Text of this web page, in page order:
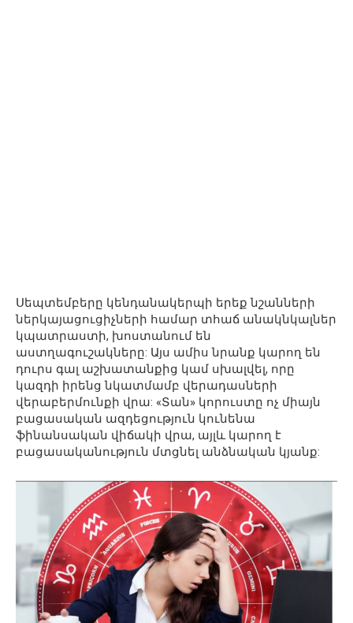
Սեպտեմբերը կենդանակերպի երեք նշանների
ներկայացուցիչների համար տհաճ անակնկալներ
կպատրաստի, խոստանում են
աստղագուշակները: Այս ամիս նրանք կարող են
դուրս գալ աշխատանքից կամ սխալվել, որը
կազդի իրենց նկատմամբ վերադասների
վերաբերմունքի վրա: «Տան» կորուստը ոչ միայն
բացասական ազդեցություն կունենա
ֆինանսական վիճակի վրա, այլև կարող է
բացասականություն մտցնել անձնական կյանք: